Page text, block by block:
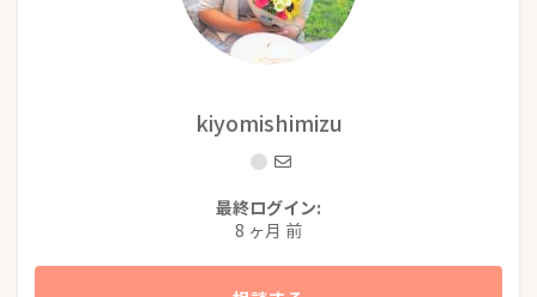
kiyomishimizu
最終ログイン:
8 ヶ月 前